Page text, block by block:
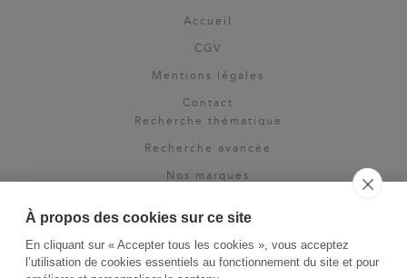
À propos des cookies sur ce site
En cliquant sur « Accepter tous les cookies », vous acceptez
l’utilisation de cookies essentiels au fonctionnement du site et pour
Accueil
CGV
Mentions légales
Contact
Recherche thématique
Recherche avancée
Nos marques
Espace pro
Newsletter
La Vie des Classiques